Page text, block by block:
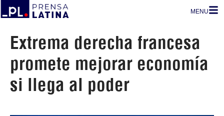
MENU
Extrema derecha francesa
promete mejorar economía
si llega al poder